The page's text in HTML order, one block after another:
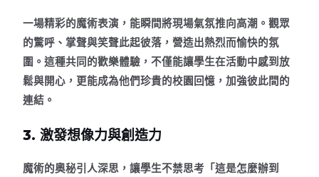
一場精彩的魔術表演，能瞬間將現場氣氛推向高潮。觀眾
的驚呼、掌聲與笑聲此起彼落，營造出熱烈而愉快的氛
圍。這種共同的歡樂體驗，不僅能讓學生在活動中感到放
鬆與開心，更能成為他們珍貴的校園回憶，加強彼此間的
連結。
3. 激發想像力與創造力
魔術的奧秘引人深思，讓學生不禁思考「這是怎麼辦到